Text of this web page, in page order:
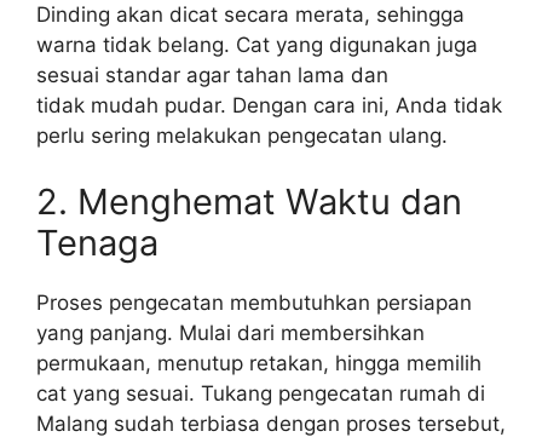
Dinding akan dicat secara merata, sehingga
warna tidak belang. Cat yang digunakan juga
sesuai standar agar tahan lama dan
tidak mudah pudar. Dengan cara ini, Anda tidak
perlu sering melakukan pengecatan ulang.
2. Menghemat Waktu dan
Tenaga
Proses pengecatan membutuhkan persiapan
yang panjang. Mulai dari membersihkan
permukaan, menutup retakan, hingga memilih
cat yang sesuai. Tukang pengecatan rumah di
Malang sudah terbiasa dengan proses tersebut,